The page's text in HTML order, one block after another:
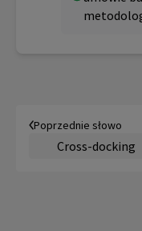
Poprzednie słowo
Cross-docking